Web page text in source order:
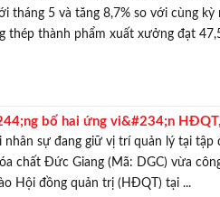
tháng 5 và tăng 8,7% so với cùng
thép thành phẩm xuất xưởng đạt
bố hai ứng vi&#234;n
sự đang giữ vị trí quản lý tại tập
chất Đức Giang (Mã: DGC) vừa
Hội đồng quản trị (HĐQT) tại ...